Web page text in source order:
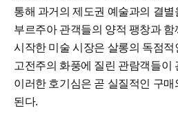
통해 과거의 제도권 예술과의 결별
부르주아 관객들의 양적 팽창과 함
시작한 미술 시장은 살롱의 독점
고전주의 화풍에 질린 관람객들이
이러한 호기심은 곧 실질적인 구매
된다.​